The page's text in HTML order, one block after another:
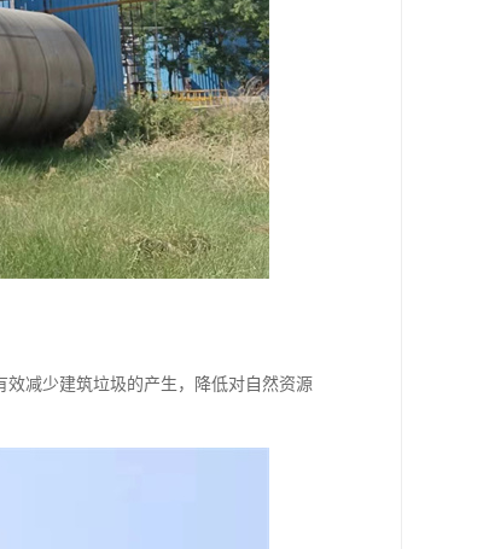
减少建筑垃圾的产生，降低对自然资源